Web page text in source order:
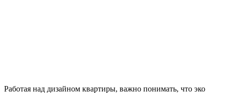
Работая над дизайном квартиры, важно понимать, что эко